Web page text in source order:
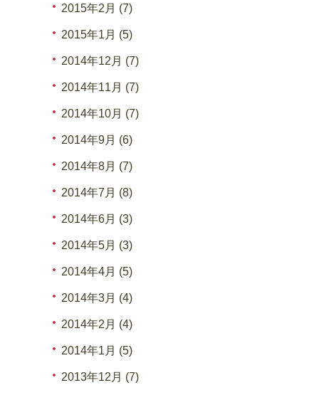
2015年2月 (7)
2015年1月 (5)
2014年12月 (7)
2014年11月 (7)
2014年10月 (7)
2014年9月 (6)
2014年8月 (7)
2014年7月 (8)
2014年6月 (3)
2014年5月 (3)
2014年4月 (5)
2014年3月 (4)
2014年2月 (4)
2014年1月 (5)
2013年12月 (7)